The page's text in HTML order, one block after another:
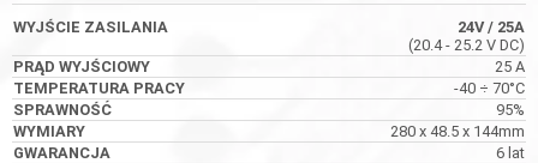
24V/ 25A
(20.4 - 25.2 V DC)
25 A
-40 ÷ 70°C
95%
280 x 48.5 x 144mm
6 lat
317.00